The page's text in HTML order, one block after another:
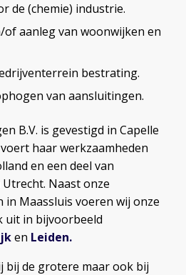
de (chemie) industrie.
of aanleg van woonwijken en
bestrating.
van aansluitingen.
B.V. is gevestigd in Capelle
haar werkzaamheden
en een deel van
Naast onze
Maassluis voeren wij onze
uit in bijvoorbeeld
en Leiden.
bij de grotere maar ook bij